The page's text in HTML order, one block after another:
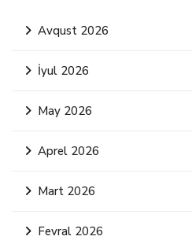
Avqust 2026
İyul 2026
May 2026
Aprel 2026
Mart 2026
Fevral 2026